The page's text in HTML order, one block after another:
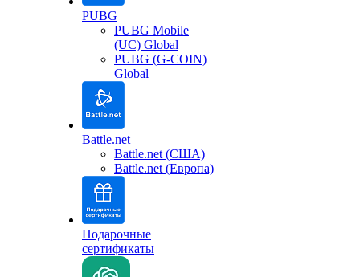
PUBG
PUBG Mobile
(UC) Global
PUBG (G-COIN)
Global
Battle.net
Battle.net (США)
Battle.net (Европа)
Подарочные
сертификаты